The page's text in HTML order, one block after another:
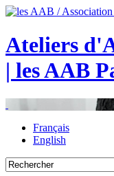
Ateliers
| les AAB
Français
English